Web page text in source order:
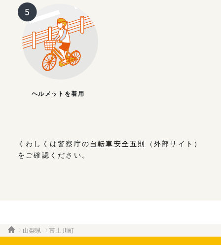
ヘルメットを着用
くわしくは警察庁の 自転車安全五則
（外部サイト）
をご確認ください。
山梨県 富士川町